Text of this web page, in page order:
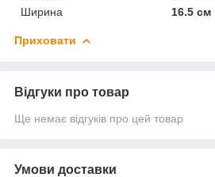
Ширина
16.5 см
Приховати
Відгуки про товар
Ще немає відгуків про цей товар
Умови доставки